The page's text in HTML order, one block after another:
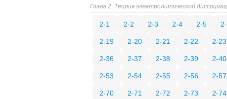
Глава 2. Теория электролитической
2-1 2-2 2-3 2-4 2-5
2-19 2-20 2-21 2-22 2-23
2-36 2-37 2-38 2-39 2-40
2-53 2-54 2-55 2-56 2-57
2-70 2-71 2-72 2-73 2-74